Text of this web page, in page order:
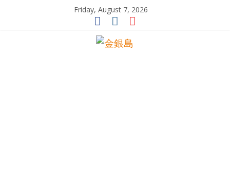
Friday, August 7, 2026